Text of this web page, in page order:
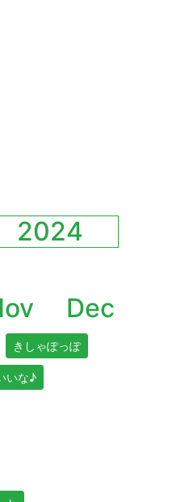
2024
Dec
きしゃぽっぽ
いな♪